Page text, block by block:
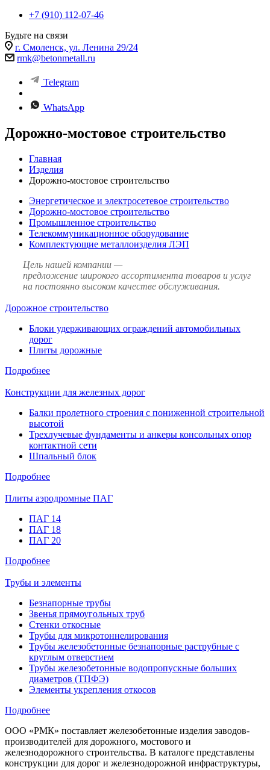
+7 (910) 112-07-46
Будьте на связи
г. Смоленск, ул. Ленина 29/24
rmk@betonmetall.ru
Telegram
WhatsApp
Дорожно-мостовое строительство
Главная
Изделия
Дорожно-мостовое строительство
Энергетическое и электросетевое строительство
Дорожно-мостовое строительство
Промышленное строительство
Телекоммуникационное оборудование
Комплектующие металлоизделия ЛЭП
Цель нашей компании —
предложение широкого ассортимента товаров и услуг
на постоянно высоком качестве обслуживания.
Дорожное строительство
Блоки удерживающих ограждений автомобильных
дорог
Плиты дорожные
Подробнее
Конструкции для железных дорог
Балки пролетного строения с пониженной строительной
высотой
Трехлучевые фундаменты и анкеры консольных опор
контактной сети
Шпальный блок
Подробнее
Плиты аэродромные ПАГ
ПАГ 14
ПАГ 18
ПАГ 20
Подробнее
Трубы и элементы
Безнапорные трубы
Звенья прямоугольных труб
Стенки откосные
Трубы для микротоннелирования
Трубы железобетонные безнапорные раструбные с
круглым отверстием
Трубы железобетонные водопропускные больших
диаметров (ТПФЭ)
Элементы укрепления откосов
Подробнее
ООО «РМК» поставляет железобетонные изделия заводов-
производителей для дорожного, мостового и
железнодорожного строительства. В каталоге представлены
конструкции для дорог и железнодорожной инфраструктуры,